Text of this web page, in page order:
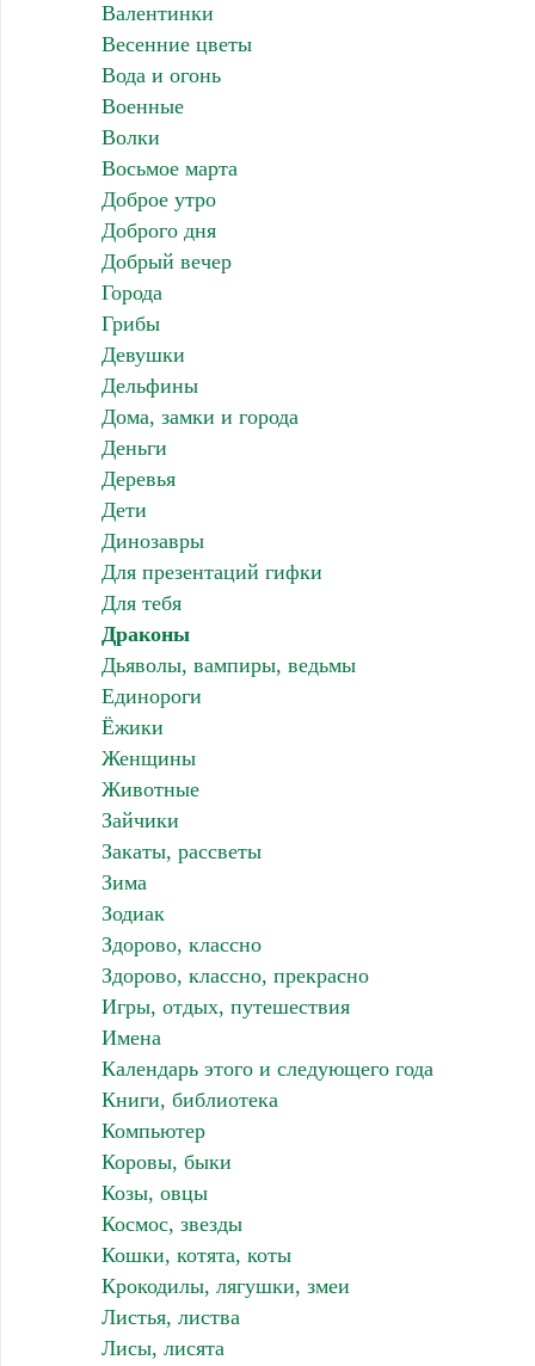
Валентинки
Весенние цветы
Вода и огонь
Военные
Волки
Восьмое марта
Доброе утро
Доброго дня
Добрый вечер
Города
Грибы
Девушки
Дельфины
Дома, замки и города
Деньги
Деревья
Дети
Динозавры
Для презентаций гифки
Для тебя
Драконы
Дьяволы, вампиры, ведьмы
Единороги
Ёжики
Женщины
Животные
Зайчики
Закаты, рассветы
Зима
Зодиак
Здорово, классно
Здорово, классно, прекрасно
Игры, отдых, путешествия
Имена
Календарь этого и следующего года
Книги, библиотека
Компьютер
Коровы, быки
Козы, овцы
Космос, звезды
Кошки, котята, коты
Крокодилы, лягушки, змеи
Листья, листва
Лисы, лисята